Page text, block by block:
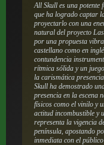
All Skull es una potente
que ha logrado captar
proyectarlo con una
natural del proyecto
por una propuesta
castellano como en
contundencia
rítmica sólida y un
la carismática
Skull ha demostrado
presencia en la escena
físicos como el vinilo y
actitud incombustible y
representa la vigencia
península, apostando
inmediata con el